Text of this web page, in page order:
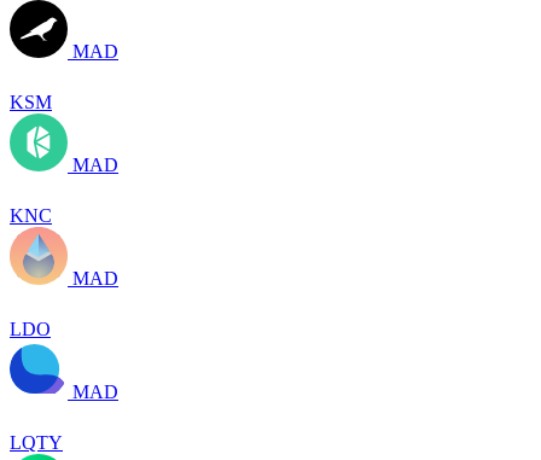
MAD
KSM
MAD
KNC
MAD
LDO
MAD
LQTY